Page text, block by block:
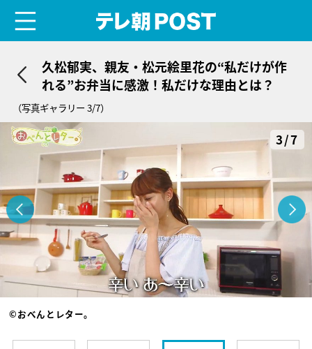
久松郁実、親友・松元絵里花の“私だけが作
れる”お弁当に感激！私だけな理由とは？
（写真ギャラリー 3/7）
3/7
©おべんとレター。